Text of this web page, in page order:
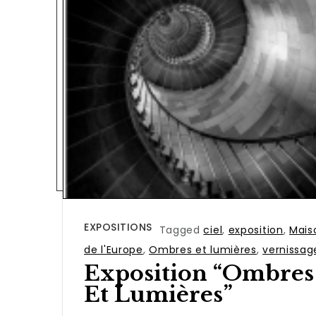
EXPOSITIONS Taggedciel, exposition,
de l'Europe,Ombres et lumières,
Exposition “Ombres
Et Lumières”